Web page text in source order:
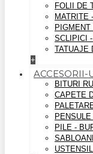
FOLII DE
MATRITE
PIGMENT
SCLIPICI
TATUAJE
+
ACCESORII-
BITURI
CAPETE
PILE -